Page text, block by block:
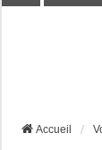
Accueil